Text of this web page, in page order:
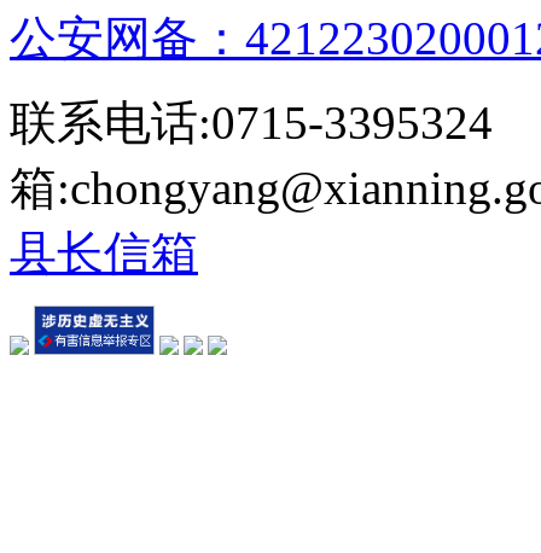
公安网备：
联系电话:0715-3395324
箱
县长信箱